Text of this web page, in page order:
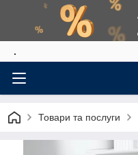
.
Товари та послуги